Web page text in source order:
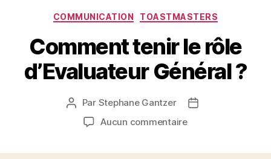
Catégories
COMMUNICATION TOASTMASTERS
Comment tenir le rôle
d’Evaluateur Général ?
Auteur
l’article
Par Stephane Gantzer
Date
Aucun commentairesur